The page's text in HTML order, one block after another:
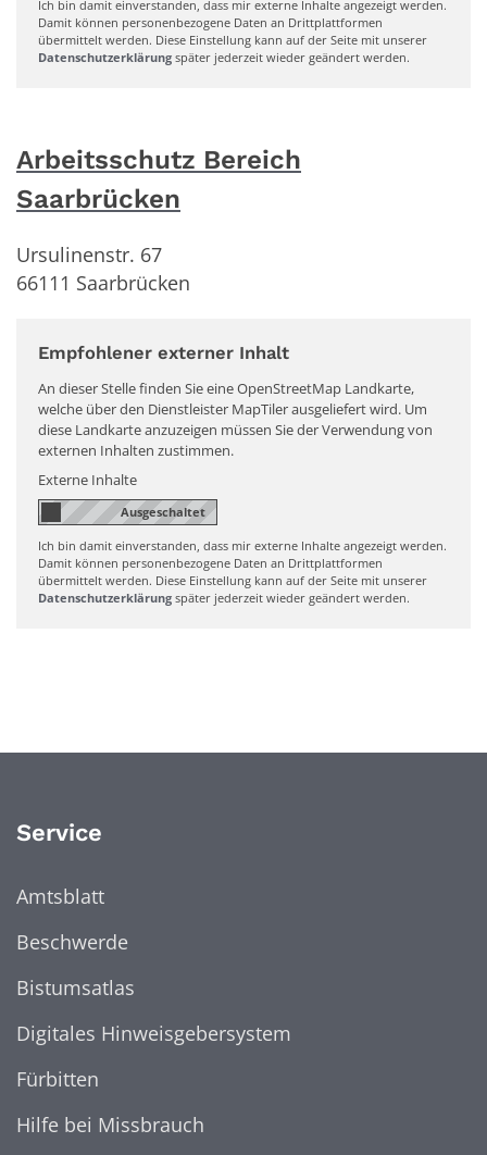
Ich bin damit einverstanden, dass mir externe Inhalte angezeigt werden.
Damit können personenbezogene Daten an Drittplattformen
übermittelt werden. Diese Einstellung kann auf der Seite mit unserer
Datenschutzerklärung später jederzeit wieder geändert werden.
Arbeitsschutz Bereich
Saarbrücken
Ursulinenstr. 67
66111 Saarbrücken
Empfohlener externer Inhalt
An dieser Stelle finden Sie eine OpenStreetMap Landkarte,
welche über den Dienstleister MapTiler ausgeliefert wird. Um
diese Landkarte anzuzeigen müssen Sie der Verwendung von
externen Inhalten zustimmen.
Externe Inhalte
Ich bin damit einverstanden, dass mir externe Inhalte angezeigt werden.
Damit können personenbezogene Daten an Drittplattformen
übermittelt werden. Diese Einstellung kann auf der Seite mit unserer
Datenschutzerklärung später jederzeit wieder geändert werden.
Service
Amtsblatt
Beschwerde
Bistumsatlas
Digitales Hinweisgebersystem
Fürbitten
Hilfe bei Missbrauch